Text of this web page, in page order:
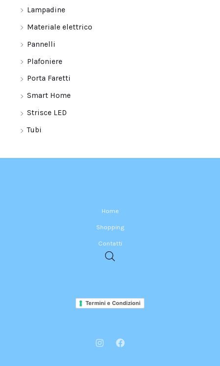
Lampadine
Materiale elettrico
Pannelli
Plafoniere
Porta Faretti
Smart Home
Strisce LED
Tubi
Home
Shopping
Contatti
Termini e Condizioni